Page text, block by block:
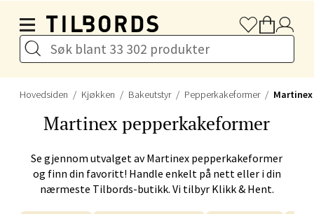
Hovedsiden Kjøkken Bakeutstyr Pepperkakeformer Martinex
Martinex pepperkakeformer
Se gjennom utvalget avMartinex pepperkakeformer
og finn din favoritt! Handle enkelt på nett eller i din
nærmeste Tilbords-butikk. Vi tilbyr Klikk & Hent.
Drammen - Gulskogen
Gulskogen Senter, 3048 Drammen
Velg
Stavanger og Sandnes -